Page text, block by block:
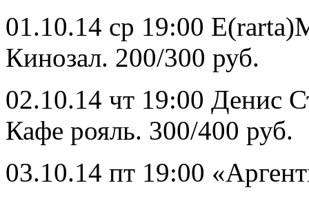
01.10.14 ср 19:00
Кинозал. 200/300 руб.
02.10.14 чт 19:00 Денис
Кафе рояль. 300/400 руб.
03.10.14 пт 19:00